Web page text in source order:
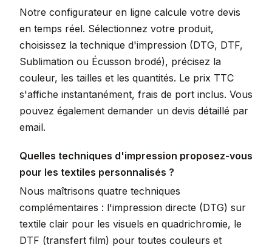
Notre configurateur en ligne calcule votre devis
en temps réel. Sélectionnez votre produit,
choisissez la technique d'impression (DTG, DTF,
Sublimation ou Écusson brodé), précisez la
couleur, les tailles et les quantités. Le prix TTC
s'affiche instantanément, frais de port inclus. Vous
pouvez également demander un devis détaillé par
email.
Quelles techniques d'impression proposez-vous
pour les textiles personnalisés ?
Nous maîtrisons quatre techniques
complémentaires : l'impression directe (DTG) sur
textile clair pour les visuels en quadrichromie, le
DTF (transfert film) pour toutes couleurs et